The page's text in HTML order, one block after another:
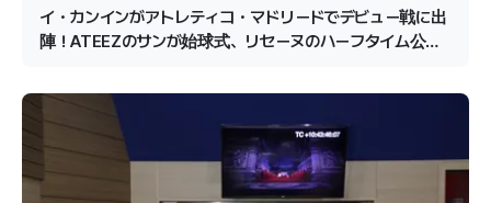
イ・カンインがアトレティコ・マドリードでデビュー戦に出
陣！ATEEZのサンが始球式、リセーヌのハーフタイム公演